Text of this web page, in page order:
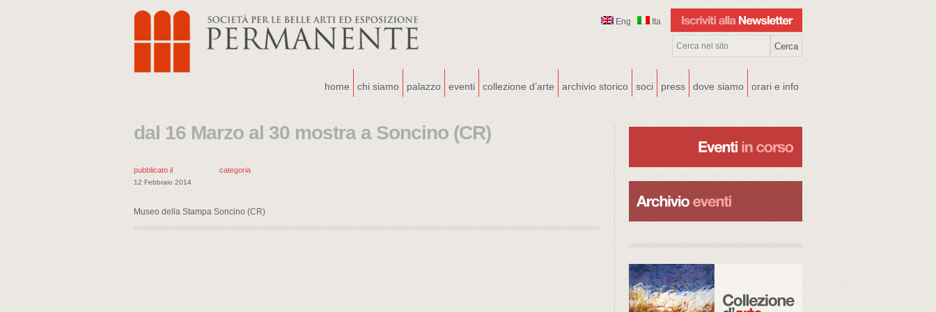
Eng Ita
home chi siamo palazzo eventi collezione d’arte archivio storico soci press dove siamo orari e info
dal 16 Marzo al 30 mostra a Soncino (CR)
pubblicato il
12 Febbraio 2014
categoria
Museo della Stampa Soncino (CR)